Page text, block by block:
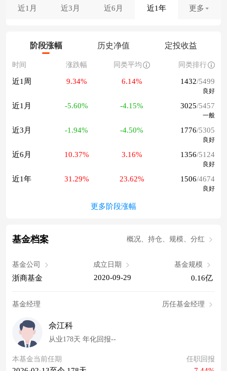
近1月 近3月 近6月 近1年 更多
阶段涨幅 历史净值 定投收益
时间 涨跌幅 同类平均 同类排行
近1周 9.34% 6.14% 1432/5499
良好
近1月 -5.60% -4.15% 3025/5457
一般
近3月 -1.94% -4.50% 1776/5305
良好
近6月 10.37% 3.16% 1356/5124
良好
近1年 31.29% 23.62% 1506/4674
良好
更多阶段涨幅
基金档案 概况、持仓、规模、分红
基金公司
浙商基金
成立日期
2020-09-29
基金规模
0.16亿
基金经理 历任基金经理
佘江科
从业178天 年化回报--
本基金当前任期 任职回报